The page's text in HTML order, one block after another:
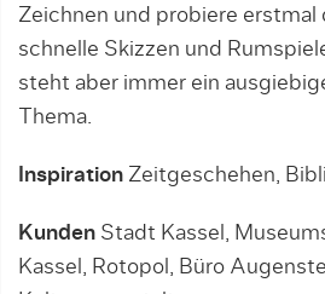
Zeichnen und probiere erstmal
schnelle Skizzen und
steht aber immer ein
Thema.
Inspiration Zeitgeschehen,
Kunden Stadt Kassel,
Kassel, Rotopol, Büro